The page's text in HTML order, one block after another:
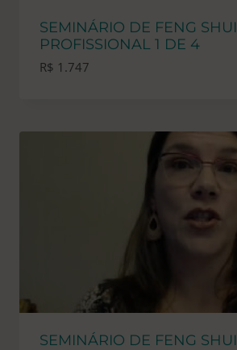
SEMINÁRIO DE FENG SHUI
PROFISSIONAL 1 DE 4
R$ 1.747
SEMINÁRIO DE FENG SHUI